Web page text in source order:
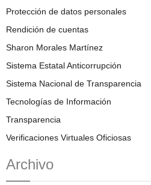
Protección de datos personales
Rendición de cuentas
Sharon Morales Martínez
Sistema Estatal Anticorrupción
Sistema Nacional de Transparencia
Tecnologías de Información
Transparencia
Verificaciones Virtuales Oficiosas
Archivo